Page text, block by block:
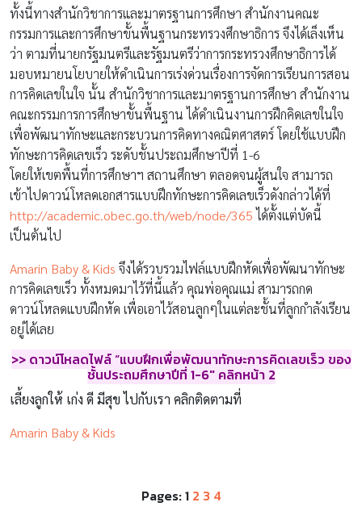
ทั้งนี้ทางสำนักวิชาการและมาตรฐานการศึกษา สำนักงานคณะ
กรรมการและการศึกษาขั้นพื้นฐานกระทรวงศึกษาธิการ จึงได้เล็งเห็น
ว่า ตามที่นายกรัฐมนตรีและรัฐมนตรีว่าการกระทรวงศึกษาธิการได้
มอบหมายนโยบายให้ดำเนินการเร่งด่วนเรื่องการจัดการเรียนการสอน
การคิดเลขในใจ นั้น สำนักวิชาการและมาตรฐานการศึกษา สำนักงาน
คณะกรรมการการศึกษาขั้นพื้นฐาน ได้ดำเนินงานการฝึกคิดเลขในใจ
เพื่อพัฒนาทักษะและกระบวนการคิดทางคณิตศาสตร์ โดยใช้แบบฝึก
ทักษะการคิดเลขเร็ว ระดับชั้นประถมศึกษาปีที่ 1-6
โดยให้เขตพื้นที่การศึกษาฯ สถานศึกษา ตลอดจนผู้สนใจ สามารถ
เข้าไปดาวน์โหลดเอกสารแบบฝึกทักษะการคิดเลขเร็วดังกล่าวได้ที่
http://academic.obec.go.th/web/node/365ได้ตั้งแต่บัดนี้
เป็นต้นไป
Amarin Baby & Kids จึงได้รวบรวมไฟล์แบบฝึกหัดเพื่อพัฒนาทักษะ
การคิดเลขเร็ว ทั้งหมดมาไว้ที่นี้แล้ว คุณพ่อคุณแม่ สามารถกด
ดาวน์โหลดแบบฝึกหัด เพื่อเอาไว้สอนลูกๆในแต่ละชั้นที่ลูกกำลังเรียน
อยู่ได้เลย
>> ดาวน์โหลดไฟล์ “แบบฝึกเพื่อพัฒนาทักษะการคิดเลขเร็ว ของ
ชั้นประถมศึกษาปีที่ 1-6″ คลิกหน้า 2
เลี้ยงลูกให้ เก่ง ดี มีสุข ไปกับเรา คลิกติดตามที่
Amarin Baby & Kids
Pages:1 2 3 4